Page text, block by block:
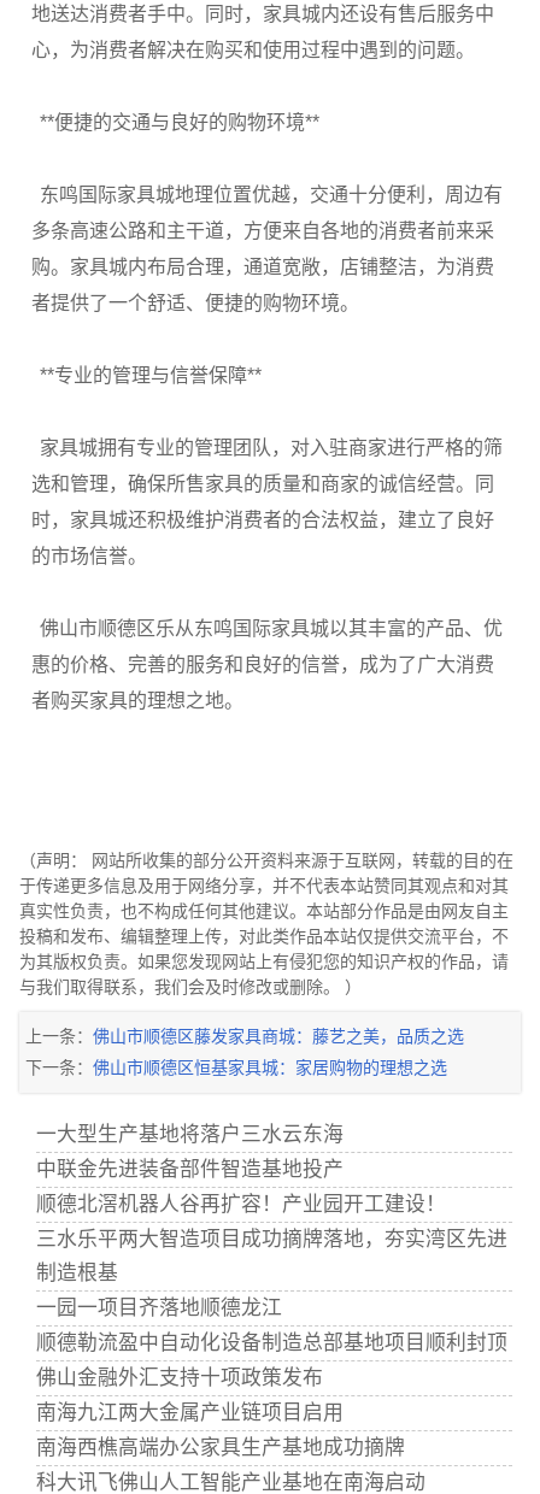
地送达消费者手中。同时，家具城内还设有售后服务中
心，为消费者解决在购买和使用过程中遇到的问题。
**便捷的交通与良好的购物环境**
东鸣国际家具城地理位置优越，交通十分便利，周边有
多条高速公路和主干道，方便来自各地的消费者前来采
购。家具城内布局合理，通道宽敞，店铺整洁，为消费
者提供了一个舒适、便捷的购物环境。
**专业的管理与信誉保障**
家具城拥有专业的管理团队，对入驻商家进行严格的筛
选和管理，确保所售家具的质量和商家的诚信经营。同
时，家具城还积极维护消费者的合法权益，建立了良好
的市场信誉。
佛山市顺德区乐从东鸣国际家具城以其丰富的产品、优
惠的价格、完善的服务和良好的信誉，成为了广大消费
者购买家具的理想之地。
（声明： 网站所收集的部分公开资料来源于互联网，转载的目的在
于传递更多信息及用于网络分享，并不代表本站赞同其观点和对其
真实性负责，也不构成任何其他建议。本站部分作品是由网友自主
投稿和发布、编辑整理上传，对此类作品本站仅提供交流平台，不
为其版权负责。如果您发现网站上有侵犯您的知识产权的作品，请
与我们取得联系，我们会及时修改或删除。 ）
上一条： 佛山市顺德区藤发家具商城：藤艺之美，品质之选
下一条： 佛山市顺德区恒基家具城：家居购物的理想之选
一大型生产基地将落户三水云东海
中联金先进装备部件智造基地投产
顺德北滘机器人谷再扩容！产业园开工建设！
三水乐平两大智造项目成功摘牌落地，夯实湾区先进
制造根基
一园一项目齐落地顺德龙江
顺德勒流盈中自动化设备制造总部基地项目顺利封顶
佛山金融外汇支持十项政策发布
南海九江两大金属产业链项目启用
南海西樵高端办公家具生产基地成功摘牌
科大讯飞佛山人工智能产业基地在南海启动